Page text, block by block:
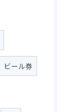
ビール券